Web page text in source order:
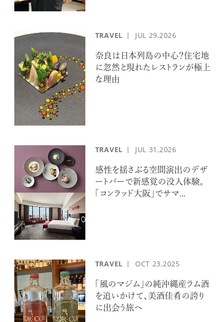
TRAVEL JUL 29,2026
奈良は日本列島の中心？住宅地
に忽然と現れたレストランが極上
な理由
TRAVEL JUL 31,2026
感性を揺さぶる空間演出のデザ
ートバーで新感覚の没入体験。
「コンラッド大阪」でサマ...
TRAVEL OCT 23,2025
「風のマジム」の純沖縄産ラム酒
を追いかけて、美酒佳肴の誇り
に出会う旅へ